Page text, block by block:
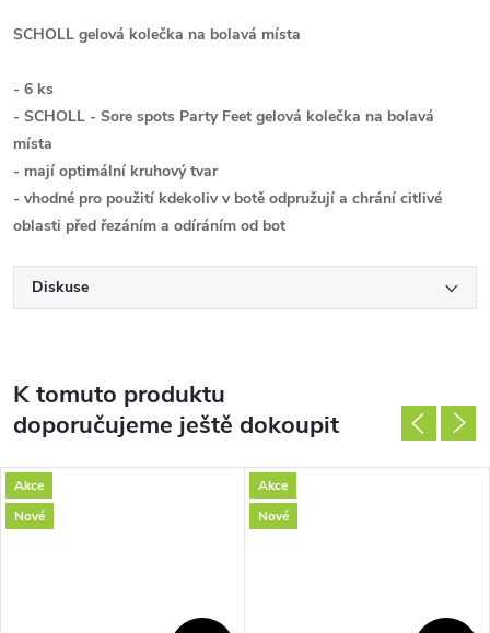
SCHOLL gelová kolečka na bolavá místa
- 6 ks
- SCHOLL - Sore spots Party Feet gelová kolečka na bolavá
místa
- mají optimální kruhový tvar
- vhodné pro použití kdekoliv v botě odpružují a chrání citlivé
oblasti před řezáním a odíráním od bot
Diskuse
K tomuto produktu
doporučujeme ještě dokoupit
Akce
Nové
Akce
Nové